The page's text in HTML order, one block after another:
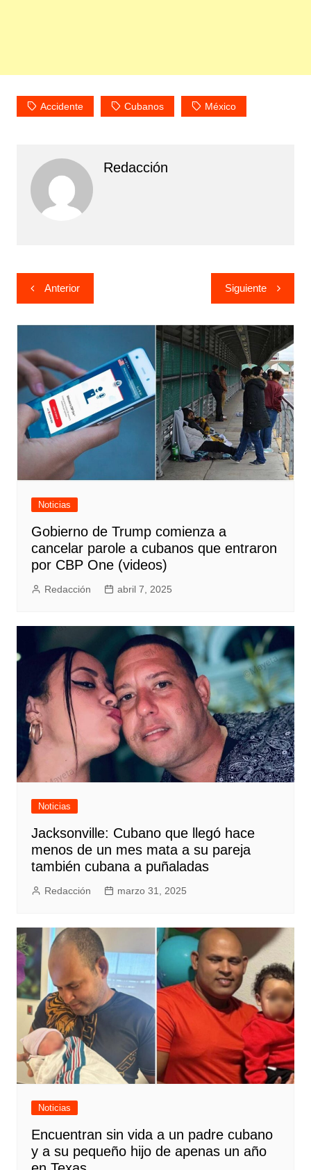
Accidente Cubanos México
Redacción
Navegación
de
entradas
Anterior Siguiente
Noticias
Gobierno de Trump comienza a
cancelar parole a cubanos que entraron
por CBP One (videos)
Redacción abril 7, 2025
Noticias
Jacksonville: Cubano que llegó hace
menos de un mes mata a su pareja
también cubana a puñaladas
Redacción marzo 31, 2025
Noticias
Encuentran sin vida a un padre cubano
y a su pequeño hijo de apenas un año